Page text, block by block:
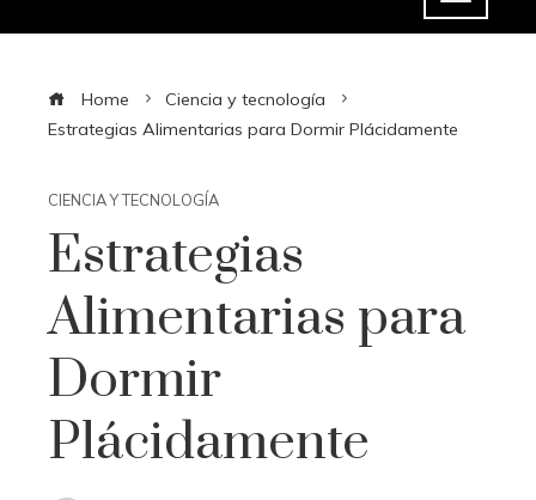
Home
Ciencia y tecnología
Estrategias Alimentarias para Dormir Plácidamente
CIENCIA Y TECNOLOGÍA
Estrategias
Alimentarias para
Dormir
Plácidamente